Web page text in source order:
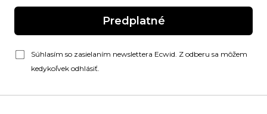
Predplatné
Súhlasím so zasielaním newslettera Ecwid. Z odberu sa môžem
kedykoľvek odhlásiť.